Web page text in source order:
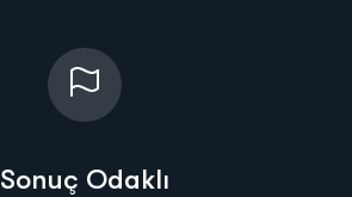
Sonuç Odaklı